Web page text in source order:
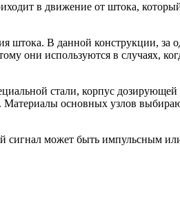
в движение от штока,
штока. В данной конструкции,
они используются в случаях,
стали, корпус
основных узлов
может быть импульсным